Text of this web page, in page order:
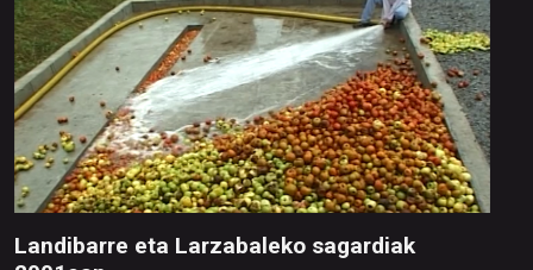
Landibarre eta Larzabaleko sagardiak